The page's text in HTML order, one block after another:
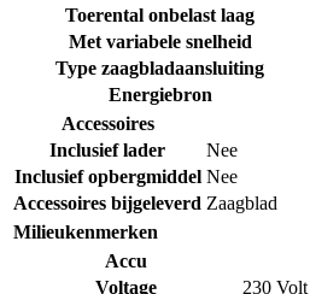
Toerental onbelast laag
Met variabele snelheid
Type zaagbladaansluiting
Energiebron
Accessoires
Inclusief lader
Nee
Inclusief opbergmiddel Nee
Accessoires bijgeleverd Zaagblad
Milieukenmerken
Accu
Voltage
230 Volt